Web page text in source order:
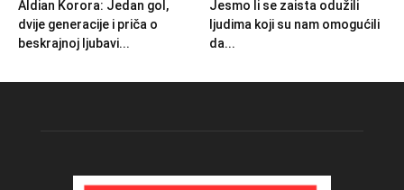
Aldian Korora: Jedan gol,
dvije generacije i priča o
beskrajnoj ljubavi...
Jesmo li se zaista odužili
ljudima koji su nam omogućili
da...